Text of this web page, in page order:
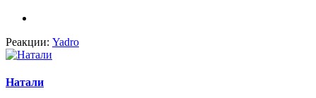
Реакции: Yadro
Натали